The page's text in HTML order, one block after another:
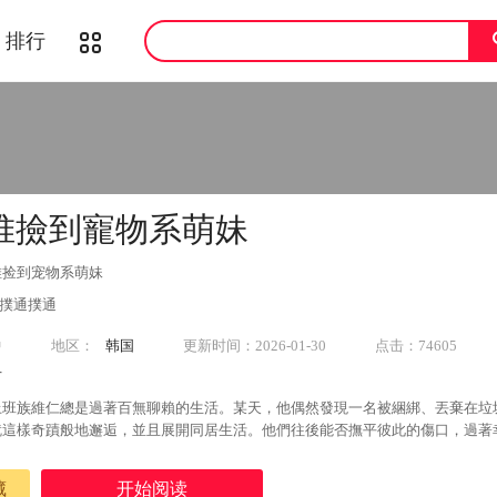
排行
撿到寵物系萌妹
到宠物系萌妹
通撲通
地区： 韩国 更新时间：2026-01-30
点击：74605
族維仁總是過著百無聊賴的生活。某天，他偶然發現一名被綑綁、丟棄在
樣奇蹟般地邂逅，並且展開同居生活。他們往後能否撫平彼此的傷口，過著
开始阅读